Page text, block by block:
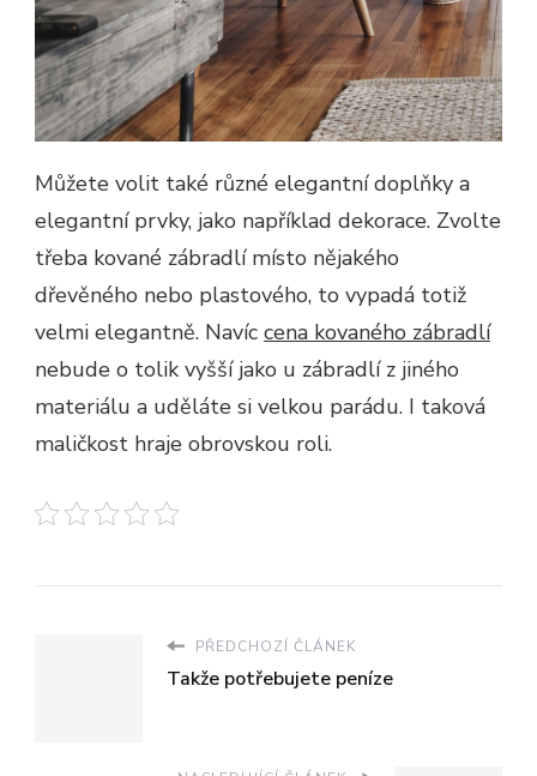
Můžete volit také různé elegantní doplňky a
elegantní prvky, jako například dekorace. Zvolte
třeba kované zábradlí místo nějakého
dřevěného nebo plastového, to vypadá totiž
velmi elegantně. Navíc cena kovaného zábradlí
nebude o tolik vyšší jako u zábradlí z jiného
materiálu a uděláte si velkou parádu. I taková
maličkost hraje obrovskou roli.
PŘEDCHOZÍ ČLÁNEK
Takže potřebujete peníze